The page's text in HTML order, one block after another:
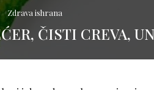
Zdrava ishrana
ČISTI CREVA,